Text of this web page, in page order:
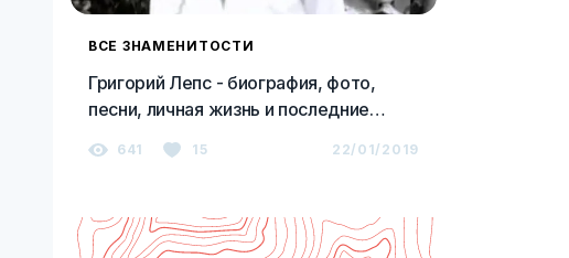
ВСЕ ЗНАМЕНИТОСТИ
Григорий Лепс - биография, фото,
песни, личная жизнь и последние
641 15 22/01/2019